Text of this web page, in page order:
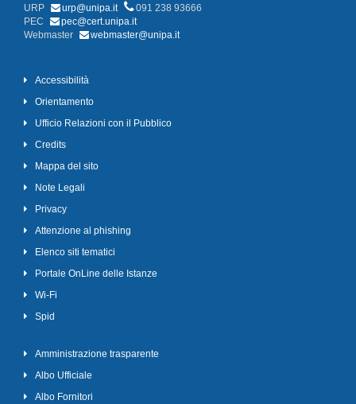
URP
urp@unipa.it
091 238 93666
PEC
pec@cert.unipa.it
Webmaster
webmaster@unipa.it
Accessibilità
Orientamento
Ufficio Relazioni con il Pubblico
Credits
Mappa del sito
Note Legali
Privacy
Attenzione al phishing
Elenco siti tematici
Portale OnLine delle Istanze
Wi-Fi
Spid
Amministrazione trasparente
Albo Ufficiale
Albo Fornitori